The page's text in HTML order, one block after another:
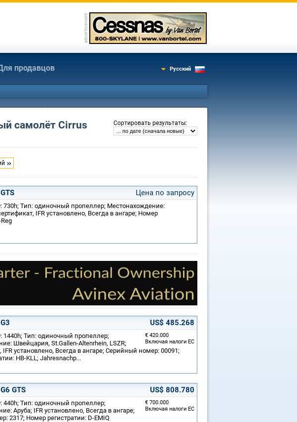
продавцов Русский
Сортировать результаты:
самолёт Cirrus
Цена по запросу
730h; Тип: одиночный пропеллер; Местонахождение:
IFR установлено, Всегда в ангаре; Номер
US$ 485.268
€ 420.000
Включая налоги ЕС
1440h; Тип: одиночный пропеллер;
Швейцария, St.Gallen-Altenrhein, LSZR;
IFR установлено, Всегда в ангаре; Серийный номер: 00091;
HB-KLL; Jahresnachp...
GTS US$ 808.780
€ 700.000
Включая налоги ЕС
440h; Тип: одиночный пропеллер;
Аруба; IFR установлено, Всегда в ангаре;
2317; Номер регистратии: D-EMIQ